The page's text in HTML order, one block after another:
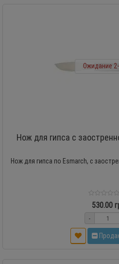
Ожидание
Нож для гипса с
Нож для гипса по Esmarch, с
530.00
-